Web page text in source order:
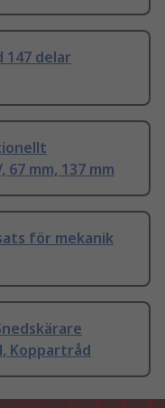
147 delar
mm, 137 mm
för mekanik
Koppartråd